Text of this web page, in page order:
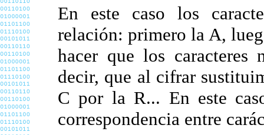
En este caso los
relación: primero la A,
hacer que los caracteres
decir, que al cifrar
C por la R... En este
correspondencia entre